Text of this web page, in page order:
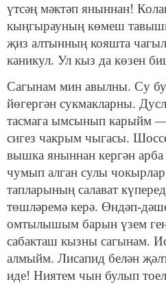
үтсәң мәктәп яныннан!
кыңгырауның көмеш
җиз алтын­ның кояшта
каникул. Ул кыз да көзен
Сагынам мин авылны. Су
йөгергән сукмакларны.
тас­мага ымсынып карыйм
сигез чакрым чыгасы.
вышка яныннан кергән
чумып алган сулы
тапларының салават
төшләремә керә. Өндәп-
омтылышым барын үзем
сабак­таш кызны сагынам.
алмыйм. Лисапид белән
иде! Ниятем чын булып